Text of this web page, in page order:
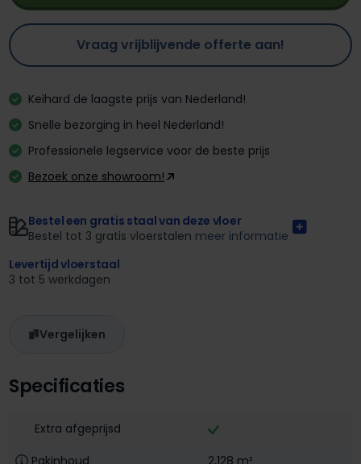
Specificaties
Extra afgeprijsd
Vraag vrijblijvende offerte aan!
Keihard de laagste prijs van Nederland!
Snelle bezorging in heel Nederland!
Professionele legservice voor de beste prijs
Bezoek onze showroom!
Bestel een gratis staal van deze vloer
Bestel tot 3 gratis vloerstalen meer informatie
Levertijd vloerstaal
3 tot 5 werkdagen
Vergelijken